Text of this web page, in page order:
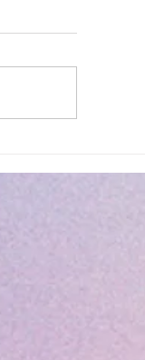
Villeneuve